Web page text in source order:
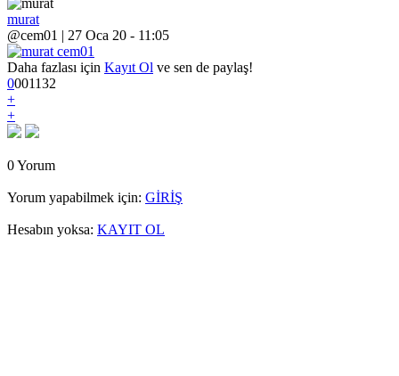
murat
@cem01 | 27 Oca 20 - 11:05
Daha fazlası için Kayıt Ol ve sen de paylaş!
0001132
+
+
0 Yorum
Yorum yapabilmek için: GİRİŞ
Hesabın yoksa: KAYIT OL